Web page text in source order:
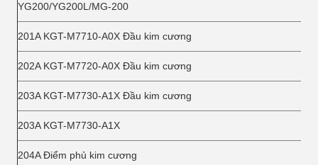
YG200/YG200L/MG-200
201A KGT-M7710-A0X Đầu kim cương
202A KGT-M7720-A0X Đầu kim cương
203A KGT-M7730-A1X Đầu kim cương
203A KGT-M7730-A1X
204A Điểm phủ kim cương